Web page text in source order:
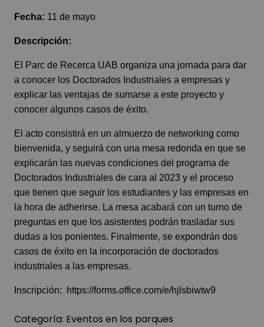
Fecha: 11 de mayo
Descripción:
El Parc de Recerca UAB organiza una jornada para dar
a conocer los Doctorados Industriales a empresas y
explicar las ventajas de sumarse a este proyecto y
conocer algunos casos de éxito.
El acto consistirá en un almuerzo de networking como
bienvenida, y seguirá con una mesa redonda en que se
explicarán las nuevas condiciones del programa de
Doctorados Industriales de cara al 2023 y el proceso
que tienen que seguir los estudiantes y las empresas en
la hora de adherirse. La mesa acabará con un turno de
preguntas en que los asistentes podrán trasladar sus
dudas a los ponientes. Finalmente, se expondrán dos
casos de éxito en la incorporación de doctorados
industriales a las empresas.
Inscripción: https://forms.office.com/e/hjlsbiwtw9
Categoría: Eventos en los parques